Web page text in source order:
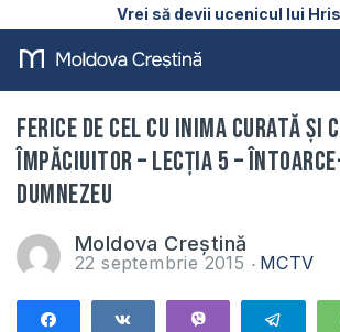
Vrei să devii ucenicul lui
Ferice de cel cu inima curată și
împăciuitor – Lecția 5 –
Dumnezeu
Moldova Creștină
22 septembrie 2015 MCTV